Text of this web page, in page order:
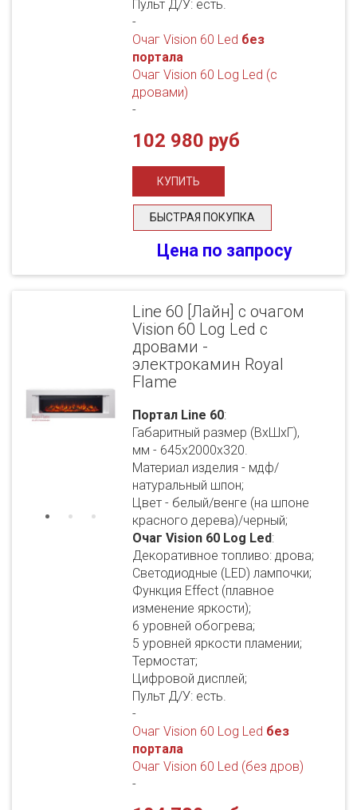
Пульт Д/У: есть.
-
Очаг Vision 60 Led без
портала
Очаг Vision 60 Log Led (с
дровами)
-
102 980 руб
БЫСТРАЯ ПОКУПКА
Цена по запросу
Line 60 [Лайн] с очагом
Vision 60 Log Led с
дровами -
электрокамин Royal
Flame
Портал Line 60:
Габаритный размер (ВхШхГ),
мм - 645х2000х320.
Материал изделия - мдф/
натуральный шпон;
Цвет - белый/венге (на шпоне
красного дерева)/черный;
Очаг Vision 60 Log Led:
Декоративное топливо: дрова;
Светодиодные (LED) лампочки;
Функция Effect (плавное
изменение яркости);
6 уровней обогрева;
5 уровней яркости пламении;
Термостат;
Цифровой дисплей;
Пульт Д/У: есть.
-
Очаг Vision 60 Log Led без
портала
Очаг Vision 60 Led (без дров)
-